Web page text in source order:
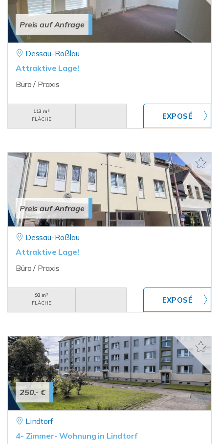
Preis auf Anfrage
Dessau-Roßlau
Attraktive Lage!
Büro / Praxis
113 m²
FLÄCHE
Preis auf Anfrage
Dessau-Roßlau
Attraktive Lage!
Büro / Praxis
93 m²
FLÄCHE
250,- €
Lindtorf
4- Zimmer- Wohnung in Lindtorf